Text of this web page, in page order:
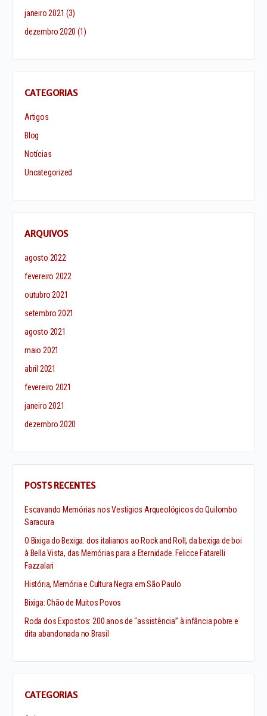
janeiro 2021 (3)
dezembro 2020 (1)
CATEGORIAS
Artigos
Blog
Notícias
Uncategorized
ARQUIVOS
agosto 2022
fevereiro 2022
outubro 2021
setembro 2021
agosto 2021
maio 2021
abril 2021
fevereiro 2021
janeiro 2021
dezembro 2020
POSTS RECENTES
Escavando Memórias nos Vestígios Arqueológicos do Quilombo
Saracura
O Bixiga do Bexiga: dos italianos ao Rock and Roll, da bexiga de boi
à Bella Vista, das Memórias para a Eternidade. Felicce Fatarelli
Fazzalari
História, Memória e Cultura Negra em São Paulo
Bixiga: Chão de Muitos Povos
Roda dos Expostos: 200 anos de “assistência” à infância pobre e
dita abandonada no Brasil
CATEGORIAS